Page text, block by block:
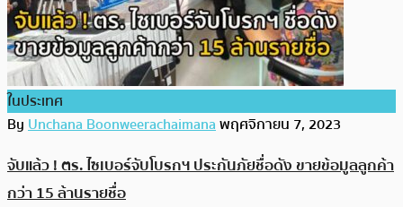
ในประเทศ
ByUnchana Boonweerachaimanaพฤศจิกายน 7, 2023
จับแล้ว ! ตร. ไซเบอร์จับโบรกฯ ประกันภัยชื่อดัง ขายข้อมูลลูกค้า
กว่า 15 ล้านรายชื่อ